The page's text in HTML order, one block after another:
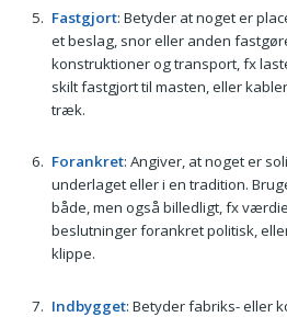
Fastgjort: Betyder at noget er
et beslag, snor eller anden
konstruktioner og transport, fx
skilt fastgjort til masten, eller
træk.
Forankret: Angiver, at noget er
underlaget eller i en tradition.
både, men også billedligt, fx
beslutninger forankret politisk,
klippe.
Indbygget: Betyder fabriks- eller